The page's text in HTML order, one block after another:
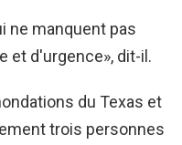
ne manquent pas
et d'urgence», dit-il.
du Texas et
trois personnes